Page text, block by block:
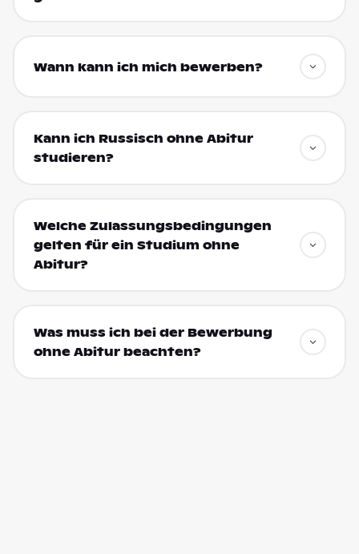
Wann kann ich mich bewerben?
Kann ich Russisch ohne Abitur
studieren?
Welche Zulassungsbedingungen
gelten für ein Studium ohne
Abitur?
Was muss ich bei der Bewerbung
ohne Abitur beachten?